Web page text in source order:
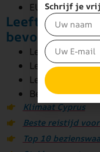
EU-
Leeftijd 0–14
Leeftijd 15–64
Leeftijd 65+:
Klimaat Cyprus
Beste reistijd
Top 10
Schrijf je